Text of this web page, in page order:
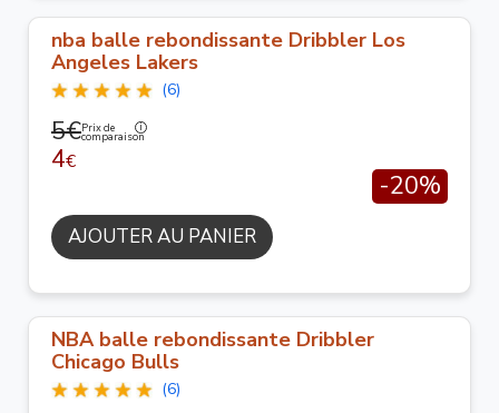
nba balle rebondissante Dribbler Los
Angeles Lakers
(6)
5€Prix de
comparaison
4€
-20%
AJOUTER AU PANIER
NBA balle rebondissante Dribbler
Chicago Bulls
(6)